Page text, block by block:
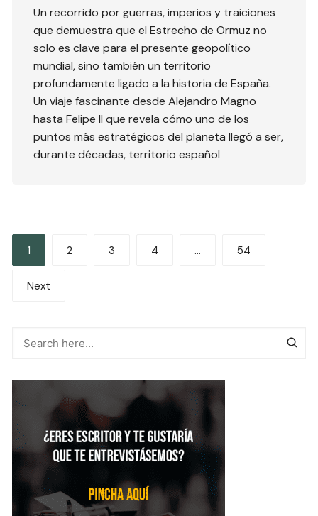
Un recorrido por guerras, imperios y traiciones
que demuestra que el Estrecho de Ormuz no
solo es clave para el presente geopolítico
mundial, sino también un territorio
profundamente ligado a la historia de España.
Un viaje fascinante desde Alejandro Magno
hasta Felipe II que revela cómo uno de los
puntos más estratégicos del planeta llegó a ser,
durante décadas, territorio español
Paginación
de
entradas
1 2 3 4 … 54
Next